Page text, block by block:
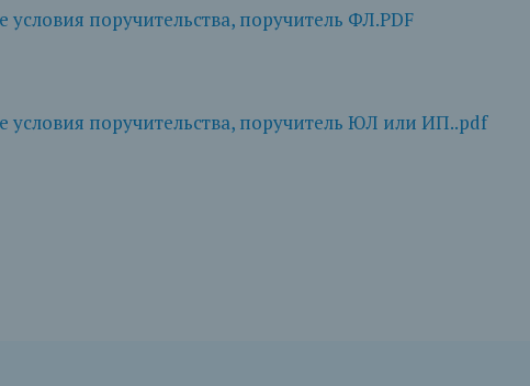
поручительства, поручитель ФЛ.PDF
поручительства, поручитель ЮЛ или ИП..pdf